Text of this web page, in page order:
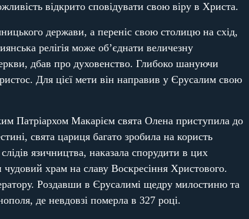
відкрито сповідувати свою віру в Христа.
держави, а переніс свою столицю на схід,
релігія може об’єднати величезну
дбав про духовенство. Глибоко шануючи
Для цієї мети він направив у Єрусалим свою
Патріархом Макарієм свята Олена приступила до
свята цариця багато зробила на користь
язичництва, наказала спорудити в цих
храм на славу Воскресіння Христового.
Роздавши в Єрусалимі щедру милостиню та
де невдовзі померла в 327 році.